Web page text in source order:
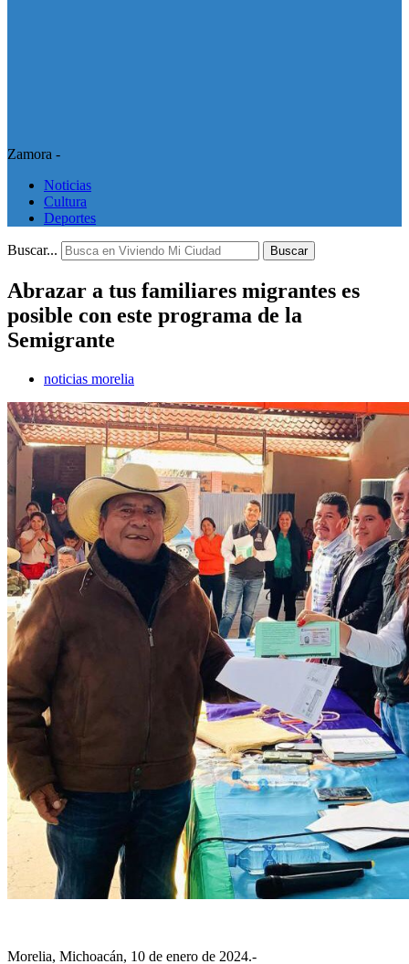
Zamora -
Noticias
Cultura
Deportes
Buscar... Buscar
Abrazar a tus familiares migrantes es
posible con este programa de la
Semigrante
noticias morelia
Morelia, Michoacán, 10 de enero de 2024.-